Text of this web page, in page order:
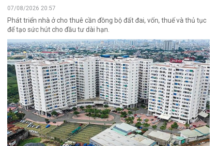
07/08/2026 20:57
Phát triển nhà ở cho thuê cần đồng bộ đất đai, vốn, thuế và thủ tục
để tạo sức hút cho đầu tư dài hạn.